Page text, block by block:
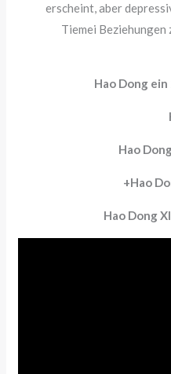
erscheint, aber
Tiemei
Hao Dong
Hao
Hao
Hao Dong